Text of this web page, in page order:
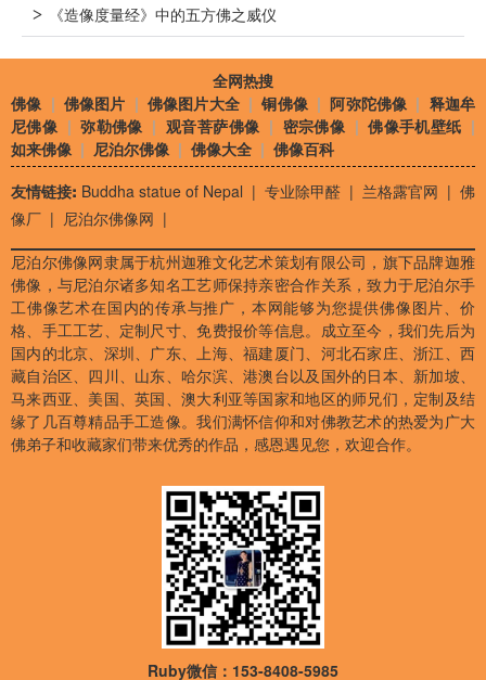
> 《造像度量经》中的五方佛之威仪
全网热搜
佛像 | 佛像图片 |佛像图片大全|铜佛像 |阿弥陀佛像 | 释迦牟
尼佛像 |弥勒佛像 |观音菩萨佛像 | 密宗佛像 |佛像手机壁纸 |
如来佛像 | 尼泊尔佛像 | 佛像大全 | 佛像百科
友情链接: Buddha statue of Nepal | 专业除甲醛 | 兰格露官网 | 佛
像厂 | 尼泊尔佛像网 |
尼泊尔佛像网隶属于杭州迦雅文化艺术策划有限公司，旗下品牌迦雅
佛像，与尼泊尔诸多知名工艺师保持亲密合作关系，致力于尼泊尔手
工佛像艺术在国内的传承与推广，本网能够为您提供佛像图片、价
格、手工工艺、定制尺寸、免费报价等信息。成立至今，我们先后为
国内的北京、深圳、广东、上海、福建厦门、河北石家庄、浙江、西
藏自治区、四川、山东、哈尔滨、港澳台以及国外的日本、新加坡、
马来西亚、美国、英国、澳大利亚等国家和地区的师兄们，定制及结
缘了几百尊精品手工造像。我们满怀信仰和对佛教艺术的热爱为广大
佛弟子和收藏家们带来优秀的作品，感恩遇见您，欢迎合作。
Ruby微信：153-8408-5985